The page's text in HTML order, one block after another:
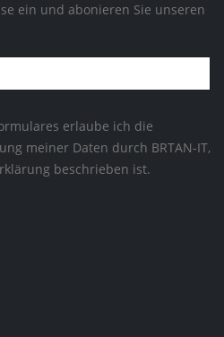
ein und abonieren Sie unseren
erlaube ich die
meiner Daten durch BRTAN-IT,
beschrieben ist.